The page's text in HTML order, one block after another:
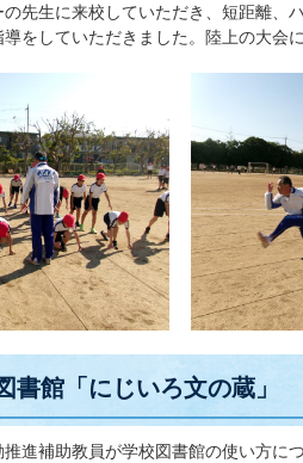
先生に来校していただき、短距離、
をしていただきました。陸上の大会
館「にじいろ文の蔵」
進補助教員が学校図書館の使い方に